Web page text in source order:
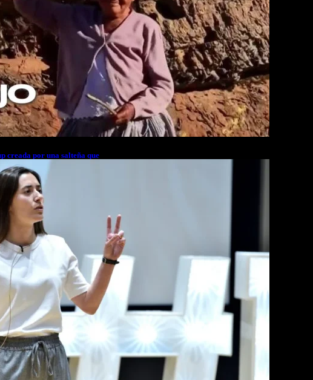
creada por una salteña que
el estrés financiero en